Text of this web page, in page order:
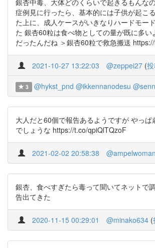
銀杏中毒、大体どのくらいで起きるもんな
症例見に行ったら、基本的には子供が起こ
た上に、成人ケースがいきなりハードモー
た 銀杏60粒は食べ物としての量が既に多い
だったんだね ＞銀杏60粒で救急搬送
2021-10-27 13:22:03 @zeppei27 (
3 @hykst_pnd @ikkennanodesu
大人だと60個で報告あるようですが やっぱ
でしょうな https://t.co/qpiQlTQzoF
2021-02-02 20:58:38 @ampelwoman
銀杏、食べすぎたら毒って聞いてネットで
告出てきた
2020-11-15 00:29:01 @minako634 (